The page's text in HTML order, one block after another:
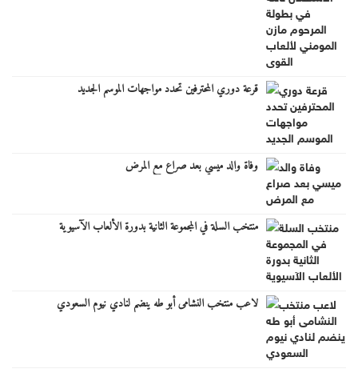
قرعة دوري المحترفين تحدد مواجهات الموسم الجديد
وفاة والد ميسي بعد صراع مع المرض
منتخب السلة في المجموعة الثانية بدورة الألعاب الآسيوية
لاعب منتخب النشامى أبو طه ينضم لنادي نيوم السعودي